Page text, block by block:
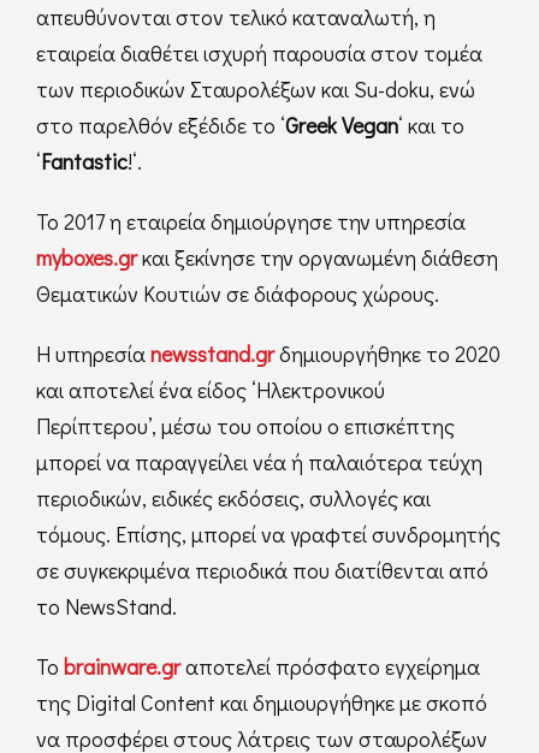
απευθύνονται στον τελικό καταναλωτή, η
εταιρεία διαθέτει ισχυρή παρουσία στον τομέα
των περιοδικών Σταυρολέξων και Su-doku, ενώ
στο παρελθόν εξέδιδε το ‘Greek Vegan‘ και το
‘Fantastic!‘.
Το 2017 η εταιρεία δημιούργησε την υπηρεσία
myboxes.grκαι ξεκίνησε την οργανωμένη διάθεση
Θεματικών Κουτιών σε διάφορους χώρους.
Η υπηρεσίαnewsstand.grδημιουργήθηκε το 2020
και αποτελεί ένα είδος ‘Ηλεκτρονικού
Περίπτερου’, μέσω του οποίου ο επισκέπτης
μπορεί να παραγγείλει νέα ή παλαιότερα τεύχη
περιοδικών, ειδικές εκδόσεις, συλλογές και
τόμους. Επίσης, μπορεί να γραφτεί συνδρομητής
σε συγκεκριμένα περιοδικά που διατίθενται από
το NewsStand.
Το brainware.grαποτελεί πρόσφατο εγχείρημα
της Digital Content και δημιουργήθηκε με σκοπό
να προσφέρει στους λάτρεις των σταυρολέξων